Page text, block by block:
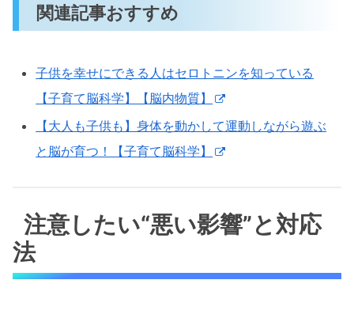
関連記事おすすめ
子供を幸せにできる人はセロトニンを知っている
【子育て脳科学】【脳内物質】
【大人も子供も】身体を動かして運動しながら遊ぶ
と脳が育つ！【子育て脳科学】
注意したい“悪い影響”と対応
法